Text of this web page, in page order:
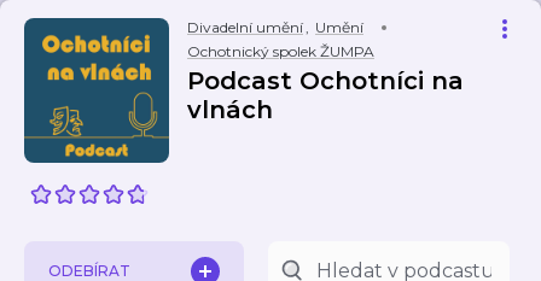
Divadelní umění, Umění
Ochotnický spolek ŽUMPA
Podcast Ochotníci na
vlnách
ODEBÍRAT